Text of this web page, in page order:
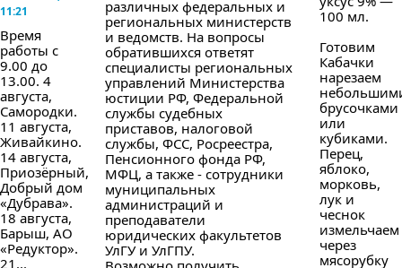
11:21
Время
работы с
9.00 до
13.00. 4
августа,
Самородки.
11 августа,
Живайкино.
14 августа,
Приозёрный,
Добрый дом
«Дубрава».
18 августа,
Барыш, АО
«Редуктор».
21...
различных федеральных и
региональных министерств
и ведомств. На вопросы
обратившихся ответят
специалисты региональных
управлений Министерства
юстиции РФ, Федеральной
службы судебных
приставов, налоговой
службы, ФСС, Росреестра,
Пенсионного фонда РФ,
МФЦ, а также - сотрудники
муниципальных
администраций и
преподаватели
юридических факультетов
УлГУ и УлГПУ.
100 мл.
Готовим
Кабачки
нарезаем
брусочками
или
кубиками.
Перец,
яблоко,
морковь,
лук и
чеснок
измельчаем
через
мясорубку